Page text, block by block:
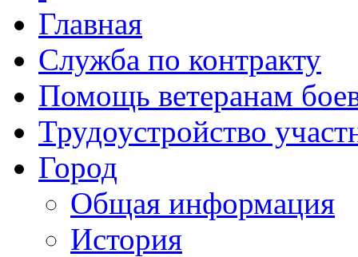
Главная
Служба по контракту
Помощь ветеранам
Трудоустройство
Город
Общая информация
История